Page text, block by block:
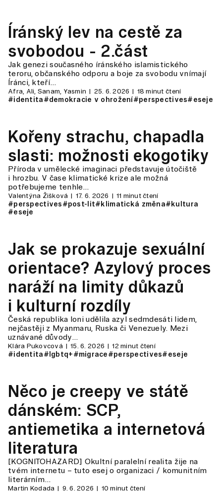
Íránský lev na cestě za
svobodou - 2.část
Jak genezi současného íránského islamistického
teroru, občanského odporu a boje za svobodu vnímají
Íránci, kteří…
Afra, Ali, Sanam, Yasmin 25. 6. 2026 18 minut čtení
#identita#demokracie v ohrožení#perspectives#eseje
Kořeny strachu, chapadla
slasti: možnosti ekogotiky
Příroda v umělecké imaginaci představuje útočiště
i hrozbu. V čase klimatické krize ale možná
potřebujeme tenhle…
Valentýna Žišková 17. 6. 2026 11 minut čtení
#perspectives#post-lit#klimatická změna#kultura
#eseje
Jak se prokazuje sexuální
orientace? Azylový proces
naráží na limity důkazů
i kulturní rozdíly
Česká republika loni udělila azyl sedmdesáti lidem,
nejčastěji z Myanmaru, Ruska či Venezuely. Mezi
uznávané důvody…
Klára Pukovcová 15. 6. 2026 12 minut čtení
#identita#lgbtq+#migrace#perspectives#eseje
Něco je creepy ve státě
dánském: SCP,
antiemetika a internetová
literatura
[KOGNITOHAZARD] Okultní paralelní realita žije na
tvém internetu – tuto esej o organizaci / komunitním
literárním…
Martin Kodada 9. 6. 2026 10 minut čtení